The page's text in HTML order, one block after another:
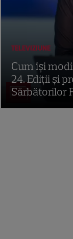
3
TELEVIZIUNE
Cum își
24. Ediții și
Sărbătorilor